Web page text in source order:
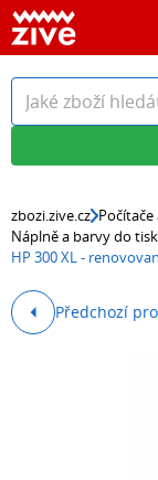
zbozi.zive.cz
Náplně a barvy do
HP 300 XL -
Předchozí